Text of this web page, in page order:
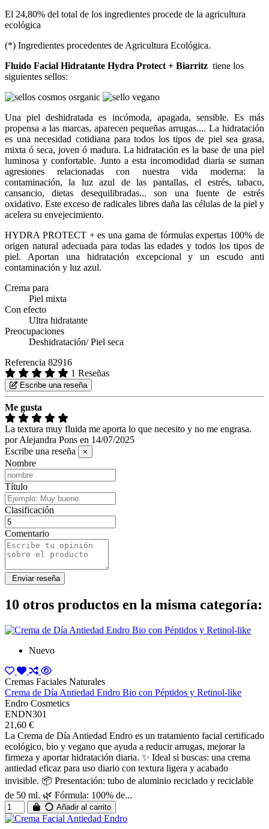
El 24,80% del total de los ingredientes procede de la agricultura
ecológica
(*) Ingredientes procedentes de Agricultura Ecológica.
Fluido Facial Hidratante Hydra Protect + Biarritz tiene los
siguientes sellos:
Una piel deshidratada es incómoda, apagada, sensible. Es más
propensa a las marcas, aparecen pequeñas arrugas.... La hidratación
es una necesidad cotidiana para todos los tipos de piel sea grasa,
mixta ó seca, joven ó madura. La hidratación es la base de una piel
luminosa y confortable. Junto a esta incomodidad diaria se suman
agresiones relacionadas con nuestra vida moderna: la
contaminación, la luz azul de las pantallas, el estrés, tabaco,
cansancio, dietas desequilibradas... son una fuente de estrés
oxidativo. Este exceso de radicales libres daña las células de la piel y
acelera su envejecimiento.
HYDRA PROTECT + es una gama de fórmulas expertas 100% de
origen natural adecuada para todas las edades y todos los tipos de
piel. Aportan una hidratación excepcional y un escudo anti
contaminación y luz azul.
Crema para
Piel mixta
Con efecto
Ultra hidratante
Preocupaciones
Deshidratación/ Piel seca
Referencia 82916
1 Reseñas
Escribe una reseña
Me gusta
La textura muy fluida me aporta lo que necesito y no me engrasa.
porAlejandra Pons en 14/07/2025
Escribe una reseña
×
Nombre
Título
Clasificación
Comentario
10 otros productos en la misma categoría:
Nuevo
Cremas Faciales Naturales
Crema de Día Antiedad Endro Bio con Péptidos y Retinol-like
Endro Cosmetics
ENDN301
21,60 €
La Crema de Día Antiedad Endro es un tratamiento facial certificado
ecológico, bio y vegano que ayuda a reducir arrugas, mejorar la
firmeza y aportar hidratación diaria. ✨ Ideal si buscas: una crema
antiedad eficaz para uso diario con textura ligera y acabado
invisible. 📦 Presentación: tubo de aluminio reciclado y reciclable
de 50 ml. 🌿 Fórmula: 100% de...
Añadir al carrito